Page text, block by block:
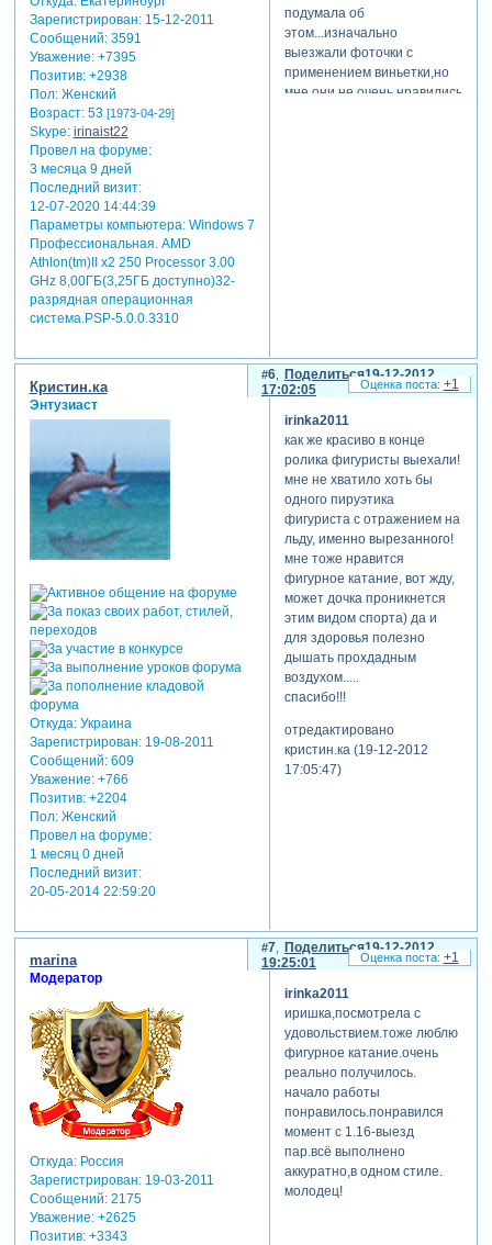
Зарегистрирован: 15-12-2011
Сообщений:3591
Уважение: +7395
Позитив: +2938
Пол:Женский
Возраст:53 [1973-04-29]
Skype: irinaist22
Провел на форуме:
3 месяца 9 дней
Последний визит:
12-07-2020 14:44:39
Параметры компьютера:Windows 7
Профессиональная. AMD
Athlon(tm)II x2 250 Processor 3.00
GHz 8,00ГБ(3,25ГБ доступно)32-
разрядная операционная
система.PSP-5.0.0.3310
подумала об
этом...изначально
выезжали фоточки с
применением виньетки,но
мне они не очень нравились
Поделиться
6
19-12-2012
17:02:05
Кристин.ка
Энтузиаст
Откуда:Украина
Зарегистрирован: 19-08-2011
Сообщений:609
Уважение: +766
Позитив: +2204
Пол:Женский
Провел на форуме:
1 месяц 0 дней
Последний визит:
20-05-2014 22:59:20
irinka2011
как же красиво в конце
ролика фигуристы выехали!
мне не хватило хоть бы
одного пируэтика
фигуриста с отражением на
льду, именно вырезанного!
мне тоже нравится
фигурное катание, вот жду,
может дочка проникнется
этим видом спорта) да и
для здоровья полезно
дышать прохдадным
воздухом.....
спасибо!!!
отредактировано
кристин.ка (19-12-2012
17:05:47)
+1
Поделиться
7
19-12-2012
19:25:01
marina
Модератор
Откуда:Россия
Зарегистрирован: 19-03-2011
Сообщений:2175
Уважение: +2625
Позитив: +3343
irinka2011
иришка,посмотрела с
удовольствием.тоже люблю
фигурное катание.очень
реально получилось.
начало работы
понравилось.понравился
момент с 1.16-выезд
пар.всё выполнено
аккуратно,в одном стиле.
молодец!
+1